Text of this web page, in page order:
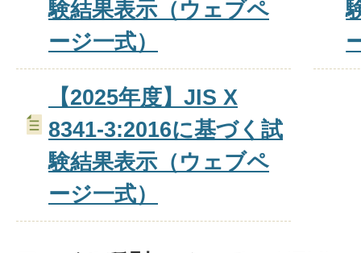
験結果表示（ウェブペ
ージ一式）
【2025年度】JIS X
8341-3:2016に基づく試
験結果表示（ウェブペ
ージ一式）